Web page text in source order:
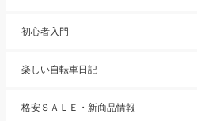
初心者入門
楽しい自転車日記
格安ＳＡＬＥ・新商品情報